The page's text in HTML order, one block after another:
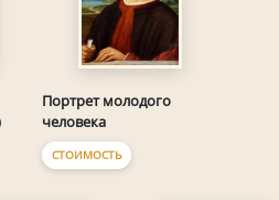
Портрет молодого
человека
СТОИМОСТЬ